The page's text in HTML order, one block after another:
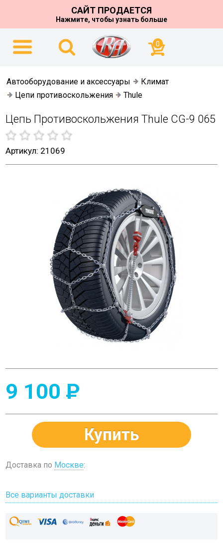
САЙТ ПРОДАЕТСЯ
Нажмите, чтобы узнать больше
0
Автооборудование и аксессуары
Климат
Цепи противоскольжения
Thule
Цепь Противоскольжения Thule CG-9 065
Артикул: 21069
9 100 P
Купить
Доставка по Москве:
Все варианты доставки